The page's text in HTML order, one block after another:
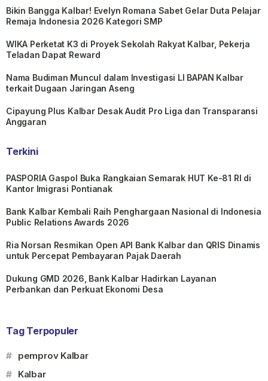
Bikin Bangga Kalbar! Evelyn Romana Sabet Gelar Duta Pelajar
Remaja Indonesia 2026 Kategori SMP
WIKA Perketat K3 di Proyek Sekolah Rakyat Kalbar, Pekerja
Teladan Dapat Reward
Nama Budiman Muncul dalam Investigasi LI BAPAN Kalbar
terkait Dugaan Jaringan Aseng
Cipayung Plus Kalbar Desak Audit Pro Liga dan Transparansi
Anggaran
Terkini
PASPORIA Gaspol Buka Rangkaian Semarak HUT Ke-81 RI di
Kantor Imigrasi Pontianak
Bank Kalbar Kembali Raih Penghargaan Nasional di Indonesia
Public Relations Awards 2026
Ria Norsan Resmikan Open API Bank Kalbar dan QRIS Dinamis
untuk Percepat Pembayaran Pajak Daerah
Dukung GMD 2026, Bank Kalbar Hadirkan Layanan
Perbankan dan Perkuat Ekonomi Desa
Tag Terpopuler
# pemprov Kalbar
# Kalbar